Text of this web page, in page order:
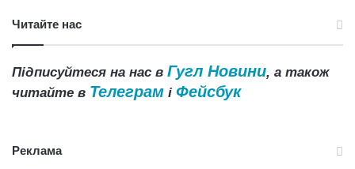
Читайте нас
Підписуйтеся на нас в Гугл Новини, а також
читайте в Телеграм і Фейсбук
Реклама